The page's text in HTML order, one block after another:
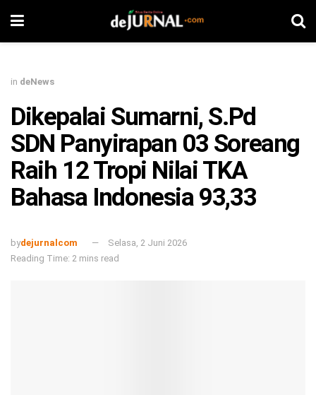
in deNews
Dikepalai Sumarni, S.Pd
SDN Panyirapan 03 Soreang
Raih 12 Tropi Nilai TKA
Bahasa Indonesia 93,33
bydejurnalcom
Selasa, 2 Juni 2026
Reading Time: 2 mins read